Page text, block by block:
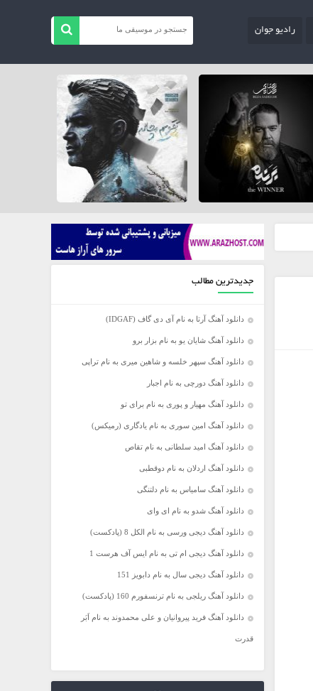
رادیو جوان
جدیدترین مطالب
دانلود آهنگ آرتا به نام آی دی گاف (IDGAF)
دانلود آهنگ شایان یو به نام بزار برو
دانلود آهنگ سپهر خلسه و شاهین میری به نام تراپی
دانلود آهنگ دورچی به نام اجبار
دانلود آهنگ مهیار و پوری به نام برای تو
دانلود آهنگ امین سوری به نام یادگاری (رمیکس)
دانلود آهنگ امید سلطانی به نام تقاص
دانلود آهنگ اردلان به نام دوقطبی
دانلود آهنگ سامیاس به نام دلتنگی
دانلود آهنگ شدو به نام ای وای
دانلود آهنگ دیجی ورسی به نام الکل 8 (پادکست)
دانلود آهنگ دیجی ام تی به نام ایس آف هرست 1
دانلود آهنگ دیجی سال به نام دابویز 151
دانلود آهنگ ریلجی به نام ترنسفورم 160 (پادکست)
دانلود آهنگ فرید پیروانیان و علی محمدوند به نام اَبَر
قدرت